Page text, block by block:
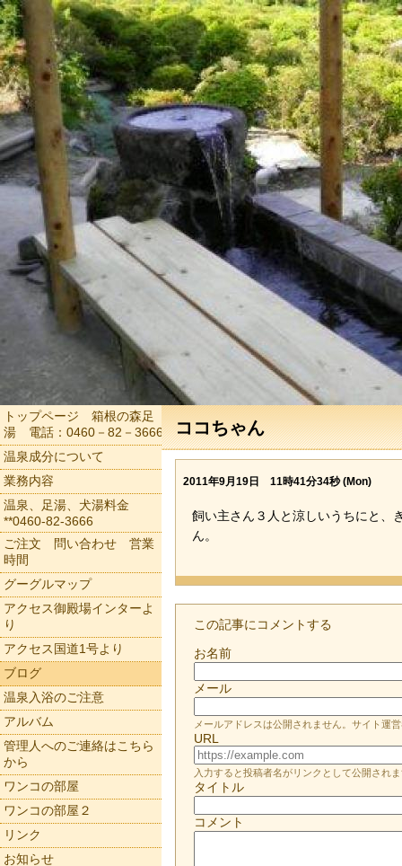
ココちゃん
2011年9月19日 11時41分34秒 (Mon)
飼い主さん３人と涼しいうちにと、
ん。
この記事にコメントする
お名前
メール
メールアドレスは公開されません。サイト運
URL
入力すると投稿者名がリンクとして公開され
タイトル
コメント
トップページ 箱根の森足
湯 電話：0460－82－3666
温泉成分について
業務内容
温泉、足湯、犬湯料金
**0460-82-3666
ご注文 問い合わせ 営業
時間
グーグルマップ
アクセス御殿場インターよ
り
アクセス国道1号より
ブログ
温泉入浴のご注意
アルバム
管理人へのご連絡はこちら
から
ワンコの部屋
ワンコの部屋２
リンク
お知らせ